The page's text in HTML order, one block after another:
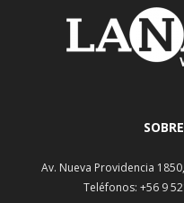
Av. Nueva Providencia
Teléfonos: +56 9